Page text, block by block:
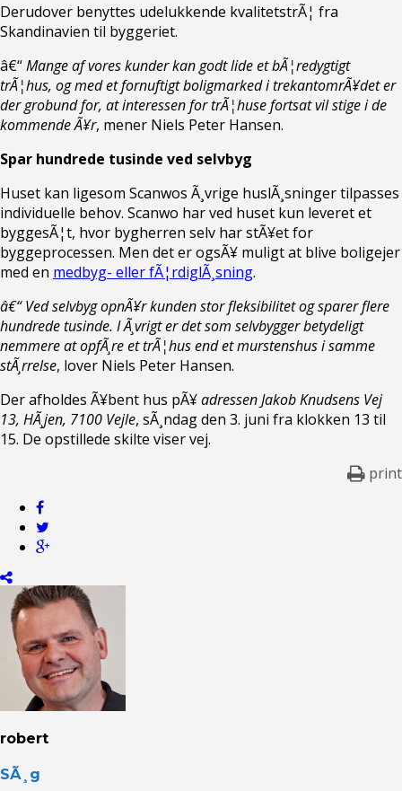
Derudover benyttes udelukkende kvalitetstrÃ¦ fra
Skandinavien til byggeriet.
â€“Mange af vores kunder kan godt lide et bÃ¦redygtigt
trÃ¦hus, og med et fornuftigt boligmarked i trekantomrÃ¥det er
der grobund for, at interessen for trÃ¦huse fortsat vil stige i de
kommende Ã¥r, mener Niels Peter Hansen.
Spar hundrede tusinde ved selvbyg
Huset kan ligesom Scanwos Ã¸vrige huslÃ¸sninger tilpasses
individuelle behov. Scanwo har ved huset kun leveret et
byggesÃ¦t, hvor bygherren selv har stÃ¥et for
byggeprocessen. Men det er ogsÃ¥ muligt at blive boligejer
med en medbyg- eller fÃ¦rdiglÃ¸sning.
â€“ Ved selvbyg opnÃ¥r kunden stor fleksibilitet og sparer flere
hundrede tusinde. I Ã¸vrigt er det som selvbygger betydeligt
nemmere at opfÃ¸re et trÃ¦hus end et murstenshus i samme
stÃ¸rrelse, lover Niels Peter Hansen.
Der afholdes Ã¥bent hus pÃ¥adressen Jakob Knudsens Vej
13, HÃ¸jen, 7100 Vejle, sÃ¸ndag den 3. juni fra klokken 13 til
15. De opstillede skilte viser vej.
print
robert
SÃ¸g